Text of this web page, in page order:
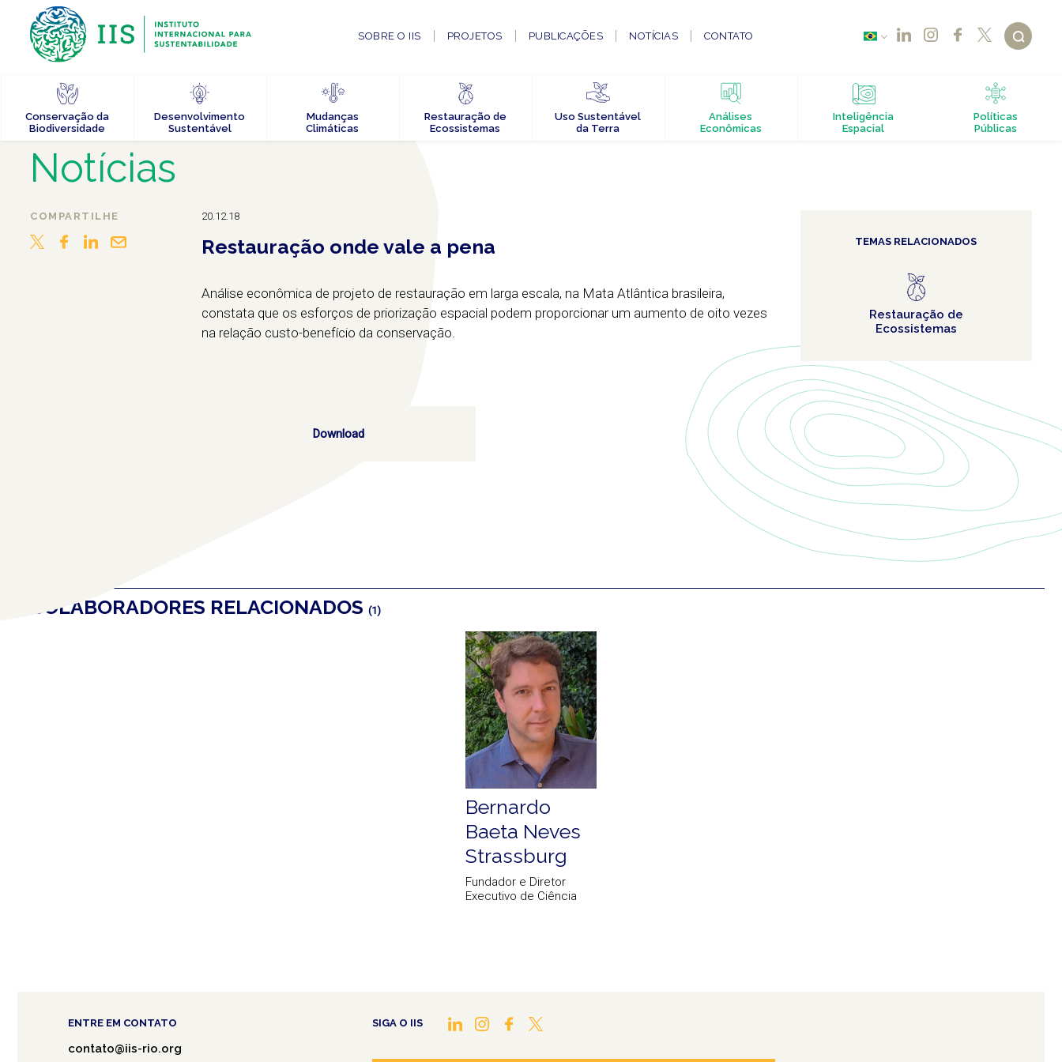
SOBRE O IIS PROJETOS PUBLICAÇÕES NOTÍCIAS CONTATO
Conservação da
Biodiversidade
Desenvolvimento
Sustentável
Mudanças
Climáticas
Restauração de
Ecossistemas
Uso Sustentável
da Terra
Análises
Econômicas
Inteligência
Espacial
Políticas
Públicas
Notícias
COMPARTILHE 20.12.18
Restauração onde vale a pena
Análise econômica de projeto de restauração em larga escala, na Mata Atlântica brasileira,
constata que os esforços de priorização espacial podem proporcionar um aumento de oito vezes
na relação custo-benefício da conservação.
Download
TEMAS RELACIONADOS
Restauração de
Ecossistemas
COLABORADORES RELACIONADOS (1)
Bernardo
Baeta Neves
Strassburg
Fundador e Diretor
Executivo de Ciência
ENTRE EM CONTATO
contato@iis-rio.org
SIGA O IIS